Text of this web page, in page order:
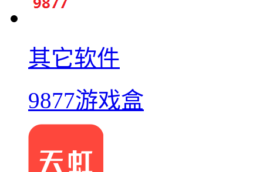
其它软件
9877游戏盒